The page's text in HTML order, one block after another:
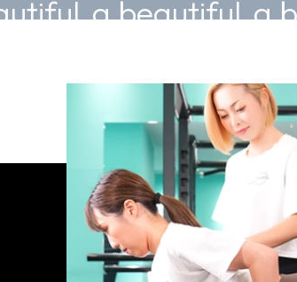
a beautiful a